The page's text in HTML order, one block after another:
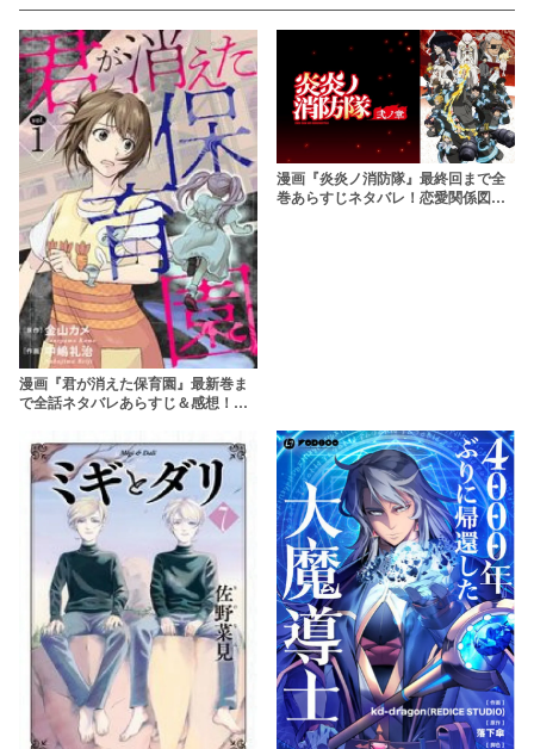
漫画『君が消えた保育園』最新巻ま
で全話ネタバレあらすじ＆感想！リ
漫画『炎炎ノ消防隊』最終回まで全
巻あらすじネタバレ！恋愛関係図や